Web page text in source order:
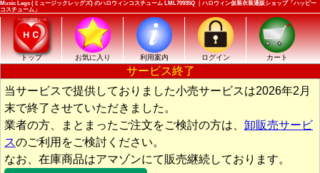
Music Legs (ミュージックレッグズ) のハロウィンコスチューム LML70935Q ｜ハロウィン仮装衣装通販ショップ「ハッピー
コスチューム」
トップ お気に入り 利用案内 ログイン カート
サービス終了
当サービスで提供しておりました小売サービスは2026年2月
末で終了させていただきました。
業者の方、まとまったご注文をご検討の方は、 卸販売サービ
スのご利用をご検討ください。
なお、在庫商品はアマゾンにて販売継続しております。